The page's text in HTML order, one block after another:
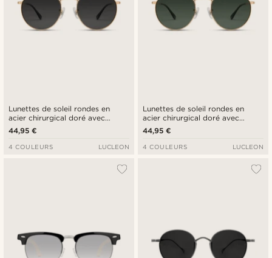
Lunettes de soleil rondes en
acier chirurgical doré avec
verres noirs polarisés
44,95 €
4 COULEURS LUCLEON
Lunettes de soleil rondes en
acier chirurgical doré avec
verres verts polarisés
44,95 €
4 COULEURS LUCLEON